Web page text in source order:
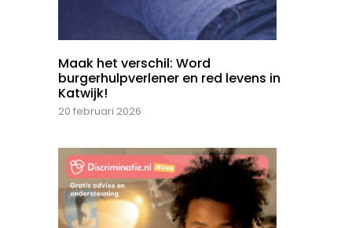
Maak het verschil: Word
burgerhulpverlener en red levens in
Katwijk!
20 februari 2026